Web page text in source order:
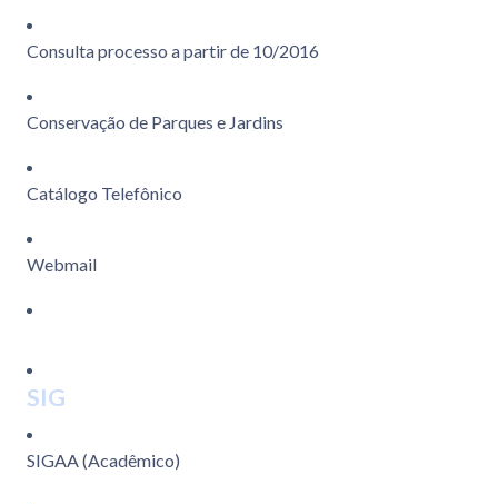
Consulta processo a partir de 10/2016
Conservação de Parques e Jardins
Catálogo Telefônico
Webmail
SIG
SIGAA (Acadêmico)